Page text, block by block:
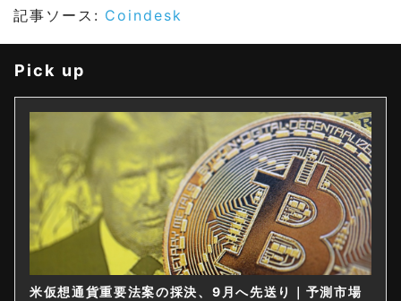
記事ソース: Coindesk
Pick up
米仮想通貨重要法案の採決、9月へ先送り｜予測市場